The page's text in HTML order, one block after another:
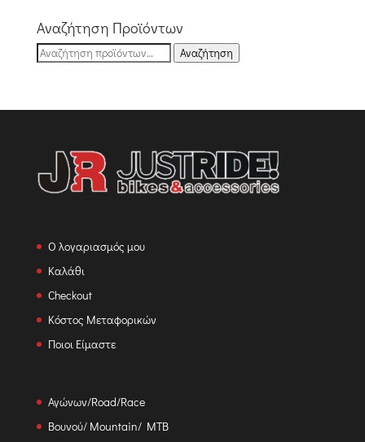
είναι:
€80,00.
Αναζήτηση Προϊόντων
Αναζήτηση
Αναζήτηση
Ο λογαριασμός μου
Καλάθι
Checkout
Κόστος Μεταφορικών
Ποιοι Είμαστε
Αγώνων/Road/Race
Βουνού/ Mountain/ MTB